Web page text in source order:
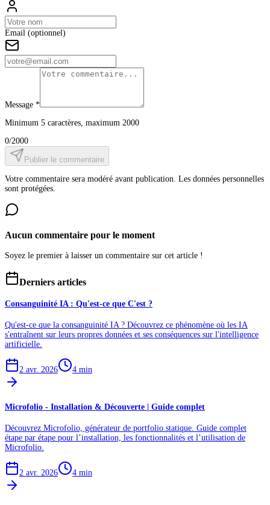
Email (optionnel)
Message *
Minimum 5 caractères, maximum 2000
0/2000
Publier le commentaire
Votre commentaire sera modéré avant publication. Les données personnelles
sont protégées.
Aucun commentaire pour le moment
Soyez le premier à laisser un commentaire sur cet article !
Derniers articles
Consanguinité IA : Qu'est-ce que C'est ?
Qu'est-ce que la consanguinité IA ? Découvrez ce phénomène où les IA
s'entraînent sur leurs propres données et ses conséquences sur l'intelligence
artificielle.
2 avr. 2026 4 min
Microfolio - Installation & Découverte | Guide complet
Découvrez Microfolio, générateur de portfolio statique. Guide complet
étape par étape pour l’installation, les fonctionnalités et l’utilisation de
Microfolio.
2 avr. 2026 4 min